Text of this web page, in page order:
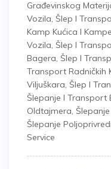
Građevinskog
Vozila, Šlep I
Kamp Kućica I
Vozila, Šlep I
Bagera, Šlep I
Transport Radničkih
Viljuškara, Šlep I
Šlepanje I Transport
Oldtajmera,
Šlepanje
Service